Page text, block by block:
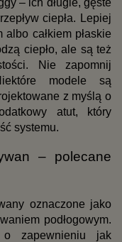
ciepła. Lepiej
całkiem płaskie
ciepło, ale są też
Nie zapomnij
modele są
z myślą o
atut, który
systemu.
– polecane
oznaczone jako
podłogowym.
zapewnieniu jak